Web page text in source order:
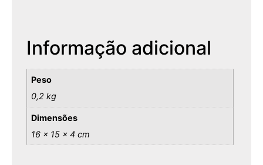
Informação adicional
Peso
0,2 kg
Dimensões
16 × 15 × 4 cm